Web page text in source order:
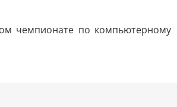
чемпионате по компьютерному